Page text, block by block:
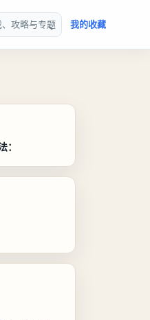
攻略与专题 我的收藏
：